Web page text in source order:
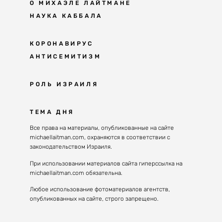
О МИХАЭЛЕ ЛАЙТМАНЕ
НАУКА КАББАЛА
Мудрость каббалы
Каббала сегодня
Великие каббалисты
Духовные состояния
Конгрессы каббалы
Каббалистическая музыка
Духовные состояния
КОРОНАВИРУС
АНТИСЕМИТИЗМ
Антисемитизм в современном мире
Решение
РОЛЬ ИЗРАИЛЯ
Почему евреи
Израиль сегодня
Избраны служить миру
ТЕМА ДНЯ
Все права на материалы, опубликованные на сайте
michaellaitman.com, охраняются в соответствии с
законодательством Израиля.
При использовании материалов сайта гиперссылка на
michaellaitman.com обязательна.
Любое использование фотоматериалов агентств,
опубликованных на сайте, строго запрещено.